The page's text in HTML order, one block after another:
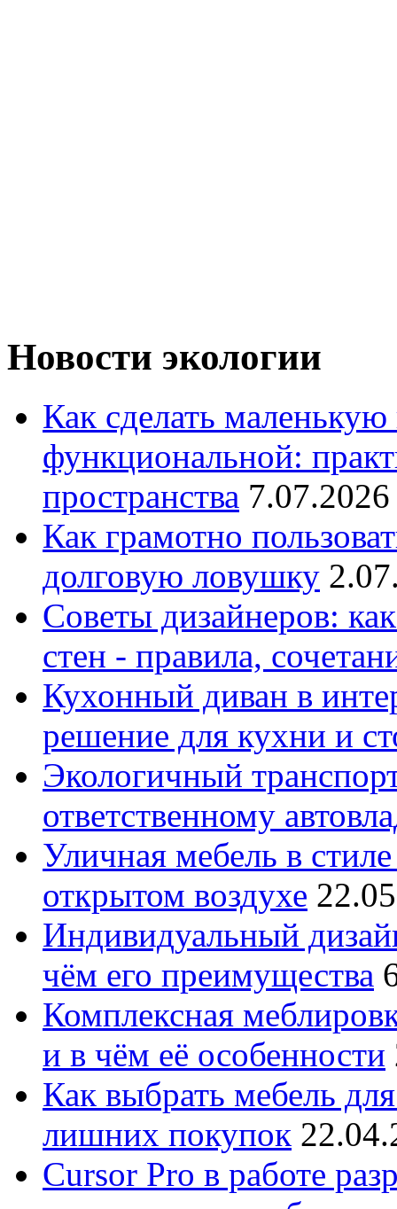
Новости экологии
Как сделать
функциональной:
пространства
Как грамотно
долговую ловушку
Советы дизайнеров:
стен - правила,
Кухонный диван в
решение для кухни и
Экологичный
ответственному
Уличная мебель в
открытом воздухе
Индивидуальный
чём его преимущества
Комплексная
и в чём её особенности
Как выбрать мебель
лишних покупок
Cursor Pro в работе